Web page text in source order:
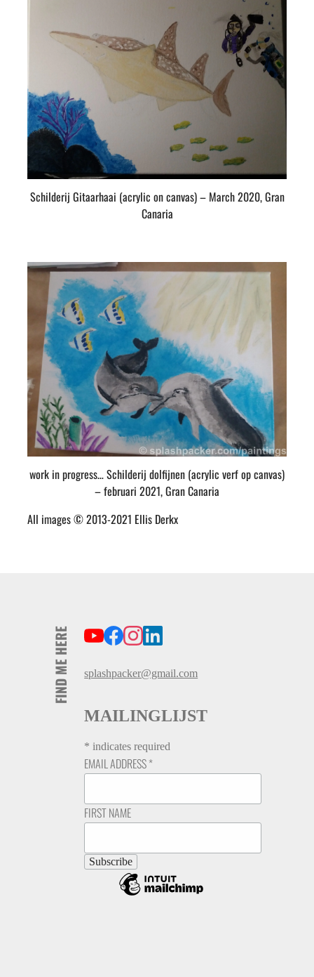
Schilderij Gitaarhaai (acrylic on canvas) – March 2020, Gran
Canaria
work in progress… Schilderij dolfijnen (acrylic verf op canvas)
– februari 2021, Gran Canaria
All images © 2013-2021 Ellis Derkx
FIND ME HERE splashpacker@gmail.com
MAILINGLIJST
* indicates required
EMAIL ADDRESS*
FIRST NAME